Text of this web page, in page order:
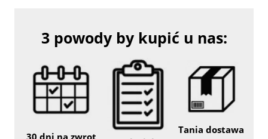
3 powody by kupić u nas:
Tania dostawa